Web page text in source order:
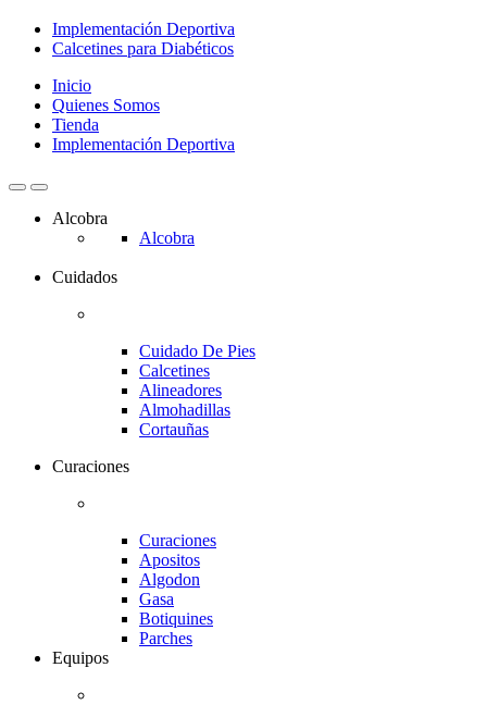
Implementación Deportiva
Calcetines para Diabéticos
Inicio
Quienes Somos
Tienda
Implementación Deportiva
Alcobra
Alcobra
Cuidados
Cuidado De Pies
Calcetines
Alineadores
Almohadillas
Cortauñas
Curaciones
Curaciones
Apositos
Algodon
Gasa
Botiquines
Parches
Equipos